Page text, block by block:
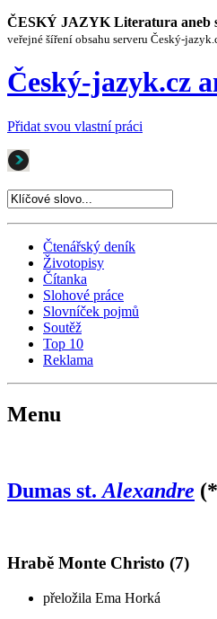
ČESKÝ JAZYK Literatura aneb
veřejné šíření obsahu serveru Český-
Český-jazyk.cz
Přidat svou vlastní práci
Čtenářský deník
Životopisy
Čítanka
Slohové práce
Slovníček pojmů
Soutěž
Top 10
Reklama
Menu
Dumas st. Alexandre
Hrabě Monte Christo (7)
přeložila Ema Horká